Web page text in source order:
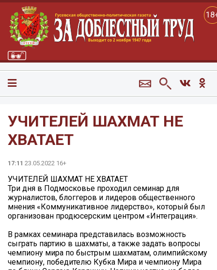
УЧИТЕЛЕЙ ШАХМАТ НЕ
ХВАТАЕТ
17:11 23.05.2022 16+
УЧИТЕЛЕЙ ШАХМАТ НЕ ХВАТАЕТ
Три дня в Подмосковье проходил семинар для
журналистов, блоггеров и лидеров общественного
мнения «Коммуникативное лидерство», который был
организован продюсерским центром «Интеграция».
В рамках семинара представилась возможность
сыграть партию в шахматы, а также задать вопросы
чемпиону мира по быстрым шахматам, олимпийскому
чемпиону, победителю Кубка Мира и чемпиону Мира